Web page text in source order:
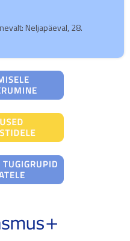
Neljapäeval, 28.